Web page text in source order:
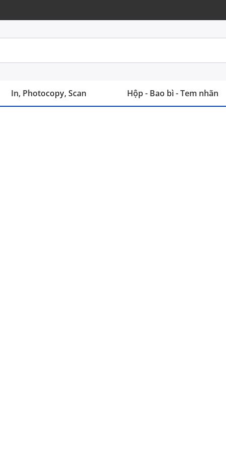
In, Photocopy, Scan Hộp - Bao bì - Tem nhãn